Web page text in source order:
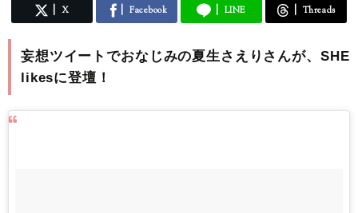
X Facebook LINE Threads
妄想ツイートでおなじみの夏生さえりさんが、SHE
likesに登壇！